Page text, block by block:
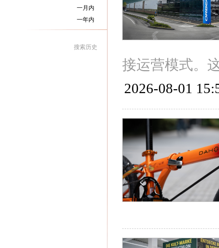
一月内
一年内
搜索历史
接运营模式。
2026-08-01